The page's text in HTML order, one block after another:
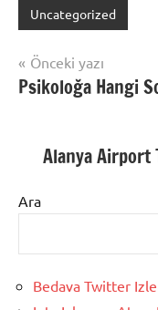
Uncategorized
Yazı
gezinmesi
Önceki yazı
Psikoloğa Hangi
Alanya Airport
Ara
Bedava Twitter